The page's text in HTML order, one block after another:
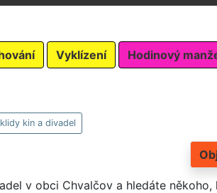
Vyklízení Hodinový
kin a divadel
v obci Chvalčov a hledáte někoho,